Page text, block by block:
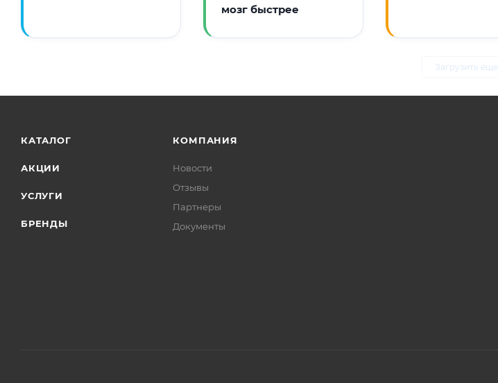
мозг быстрее
Загрузить еще
КАТАЛОГ
АКЦИИ
УСЛУГИ
БРЕНДЫ
КОМПАНИЯ
Новости
Отзывы
Партнеры
Документы